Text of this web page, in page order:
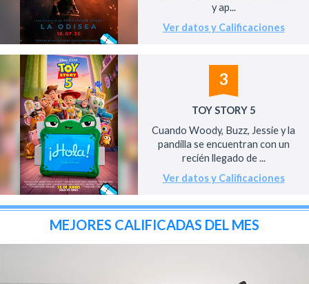
y ap...
Ver datos y Calificaciones
3
TOY STORY 5
Cuando Woody, Buzz, Jessie y la
pandilla se encuentran con un
recién llegado de ...
Ver datos y Calificaciones
MEJORES CALIFICADAS DEL MES